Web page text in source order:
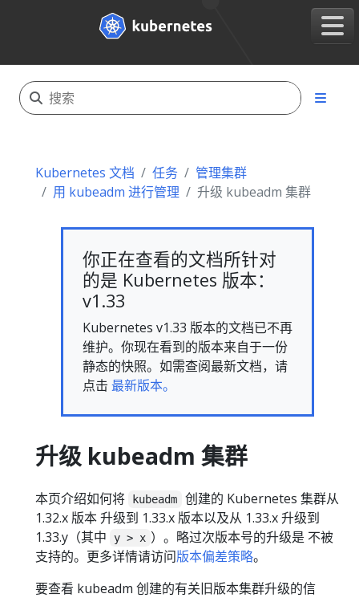
Kubernetes 文档 任务
管理集群
用 kubeadm 进行管理
升级 kubeadm 集群
你正在查看的文档所针对
的是 Kubernetes 版本：
v1.33
Kubernetes v1.33 版本的文档已不再
维护。你现在看到的版本来自于一份
静态的快照。如需查阅最新文档，请
点击 最新版本。
升级 kubeadm 集群
本页介绍如何将 kubeadm
创建的 Kubernetes 集群从
1.32.x 版本 升级到 1.33.x 版本以及从 1.33.x 升级到
1.33.y（其中
y > x ）。略过次版本号的升级是 不被
支持的。更多详情请访问版本偏差策略。
要查看 kubeadm 创建的有关旧版本集群升级的信